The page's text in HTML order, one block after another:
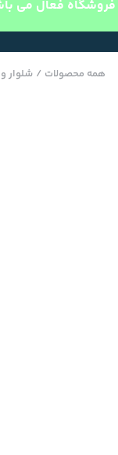
فروشگاه فعال می
همه محصولات / شلوار